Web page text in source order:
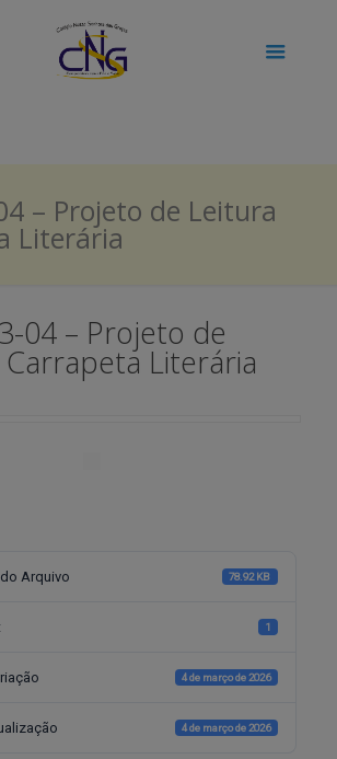
– Projeto de Leitura
Literária
04 – Projeto de
Literária
Arquivo 78.92 KB
1
4 de março de 2026
4 de março de 2026